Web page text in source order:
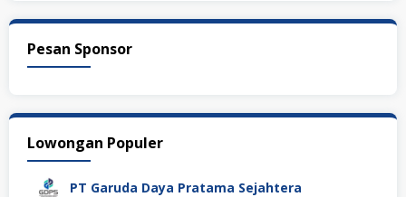
Pesan Sponsor
Lowongan Populer
PT Garuda Daya Pratama Sejahtera